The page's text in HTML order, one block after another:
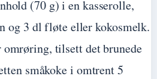
(70 g) i en kasserolle,
og 3 dl fløte eller kokosmelk.
omrøring, tilsett det brunede
småkoke i omtrent 5